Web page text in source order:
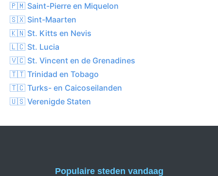
🇵🇲 Saint-Pierre en Miquelon
🇸🇽 Sint-Maarten
🇰🇳 St. Kitts en Nevis
🇱🇨 St. Lucia
🇻🇨 St. Vincent en de Grenadines
🇹🇹 Trinidad en Tobago
🇹🇨 Turks- en Caicoseilanden
🇺🇸 Verenigde Staten
Populaire steden vandaag